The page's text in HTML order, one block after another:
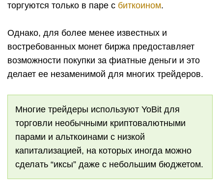
торгуются только в паре с биткоином.
Однако, для более менее известных и
востребованных монет биржа предоставляет
возможности покупки за фиатные деньги и это
делает ее незаменимой для многих трейдеров.
Многие трейдеры используют YoBit для
торговли необычными криптовалютными
парами и альткоинами с низкой
капитализацией, на которых иногда можно
сделать “иксы” даже с небольшим бюджетом.